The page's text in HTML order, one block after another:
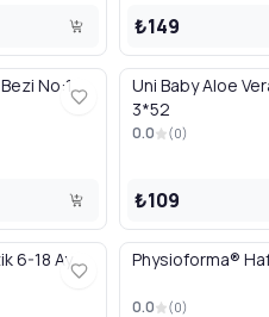
₺149
No:1
Uni Baby Aloe
3*52
0.0 (0)
₺109
6-18 Ay Physioforma®
0.0 (0)